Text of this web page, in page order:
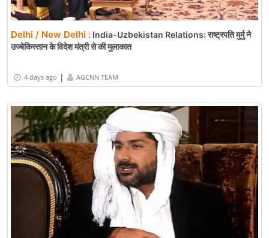
Delhi / New Delhi : India-Uzbekistan Relations: राष्ट्रपति मुर्मु ने
उज्बेकिस्तान के विदेश मंत्री से की मुलाकात
4 days ago | AGCNN TEAM